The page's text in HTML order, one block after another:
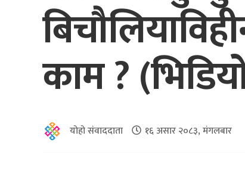
काम ?
योहो संवाददाता १६ असार २०८३, मंगलबार